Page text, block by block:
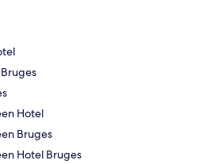
Hotel
Bruges
Hotel Bruges